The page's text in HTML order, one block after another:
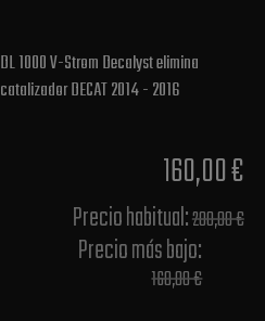
DL 1000 V-Strom Decalyst elimina
catalizador DECAT 2014 - 2016
160,00 €
Precio habitual​:200,00 €
Precio más bajo​:
160,00 €